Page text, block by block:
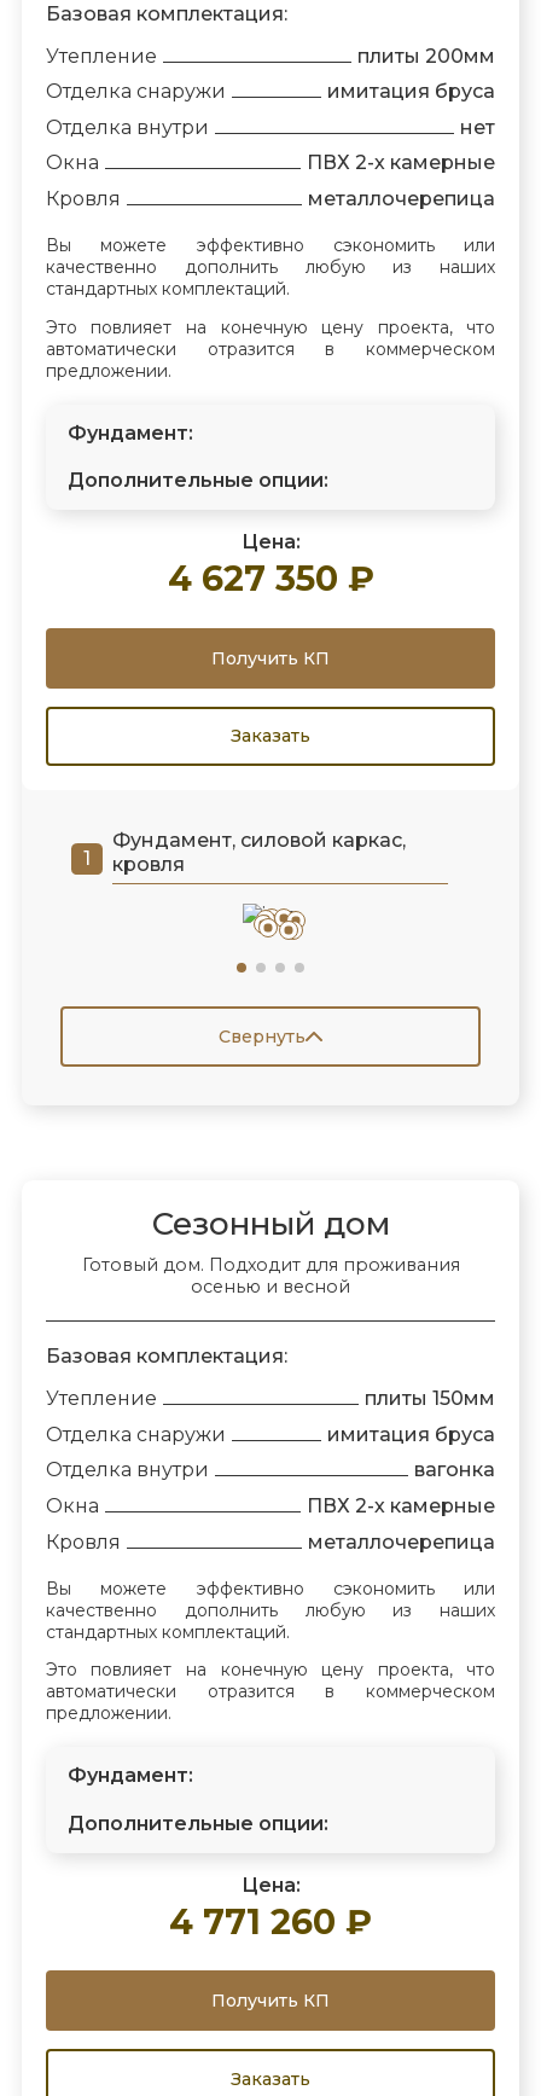
Фундамент, силовой каркас,
кровля
Свернуть
Базовая комплектация:
Утепление
плиты 200мм
Отделка снаружи
имитация бруса
Отделка внутри
нет
Окна
ПВХ 2-х камерные
Кровля
металлочерепица
Вы можете эффективно сэкономить или
качественно дополнить любую из наших
стандартных комплектаций.
Это повлияет на конечную цену проекта, что
автоматически отразится в коммерческом
предложении.
Фундамент:
Дополнительные опции:
Цена:
4 627 350 ₽
Получить КП
Заказать
Сезонный дом
Готовый дом. Подходит для проживания
осенью и весной
Базовая комплектация:
Утепление
плиты 150мм
Отделка снаружи
имитация бруса
Отделка внутри
вагонка
Окна
ПВХ 2-х камерные
Кровля
металлочерепица
Вы можете эффективно сэкономить или
качественно дополнить любую из наших
стандартных комплектаций.
Это повлияет на конечную цену проекта, что
автоматически отразится в коммерческом
предложении.
Фундамент:
Дополнительные опции:
Цена:
4 771 260 ₽
Получить КП
Заказать